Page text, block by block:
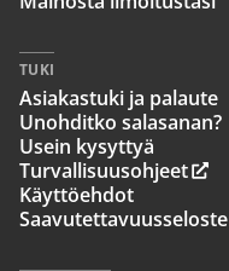
TUKI
Asiakastuki ja palaute
Unohditko salasanan?
Usein kysyttyä
Turvallisuusohjeet
Käyttöehdot
Saavutettavuusseloste